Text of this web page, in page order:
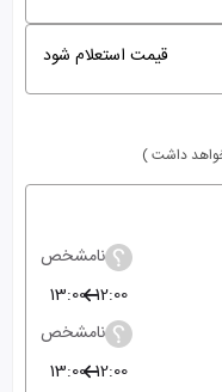
قیمت استعلام شود
خواهد داشت )
نامشخص
12:00
13:00
نامشخص
12:00
13:00